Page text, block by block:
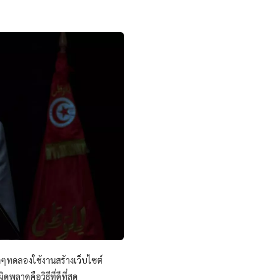
ทดลองใช้งานสร้างเว็บไซต์
ผิดพลาดคือวิธีที่ดีที่สุด